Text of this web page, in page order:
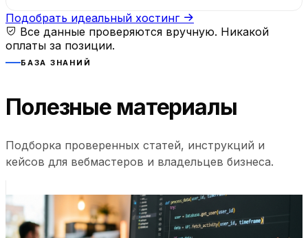
Подобрать идеальный хостинг
Все данные проверяются вручную. Никакой
оплаты за позиции.
БАЗА ЗНАНИЙ
Полезные материалы
Подборка проверенных статей, инструкций и
кейсов для вебмастеров и владельцев бизнеса.